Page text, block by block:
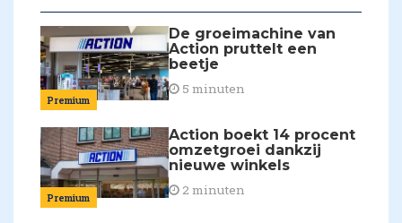
Premium
De groeimachine van
Action pruttelt een
beetje
5 minuten
Premium
Action boekt 14 procent
omzetgroei dankzij
nieuwe winkels
2 minuten